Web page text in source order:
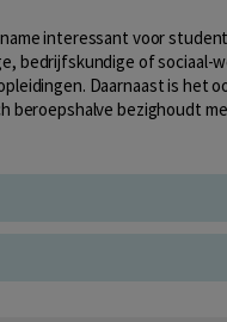
interessant voor
bedrijfskundige of sociaal-
Daarnaast is het
beroepshalve bezighoudt